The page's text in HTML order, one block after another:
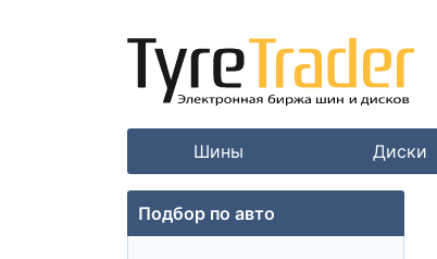
Шины Диски
Подбор по авто